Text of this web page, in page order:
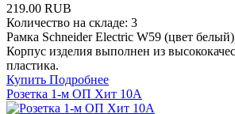
219.00 RUB
Количество на складе: 3
Рамка Schneider Electric W59 (цвет
Корпус изделия выполнен из
пластика.
Купить Подробнее
Розетка 1-м ОП Хит 10А